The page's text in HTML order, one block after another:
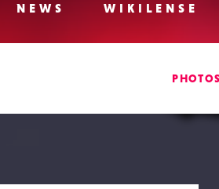
NEWS
WIKILENSE
PHOTOS